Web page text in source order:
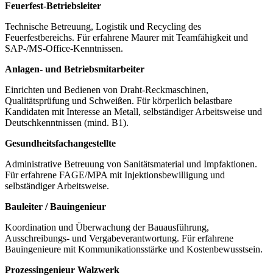
Feuerfest-Betriebsleiter
Technische Betreuung, Logistik und Recycling des
Feuerfestbereichs. Für erfahrene Maurer mit Teamfähigkeit und
SAP-/MS-Office-Kenntnissen.
Anlagen- und Betriebsmitarbeiter
Einrichten und Bedienen von Draht-Reckmaschinen,
Qualitätsprüfung und Schweißen. Für körperlich belastbare
Kandidaten mit Interesse an Metall, selbständiger Arbeitsweise und
Deutschkenntnissen (mind. B1).
Gesundheitsfachangestellte
Administrative Betreuung von Sanitätsmaterial und Impfaktionen.
Für erfahrene FAGE/MPA mit Injektionsbewilligung und
selbständiger Arbeitsweise.
Bauleiter / Bauingenieur
Koordination und Überwachung der Bauausführung,
Ausschreibungs- und Vergabeverantwortung. Für erfahrene
Bauingenieure mit Kommunikationsstärke und Kostenbewusstsein.
Prozessingenieur Walzwerk